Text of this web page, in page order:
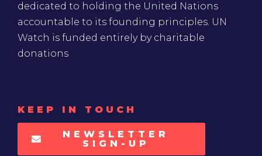
dedicated to holding the United Nations
accountable to its founding principles. UN
Watch is funded entirely by charitable
donations
KEEP IN TOUCH
NEWSLETTER
SIGN-UP